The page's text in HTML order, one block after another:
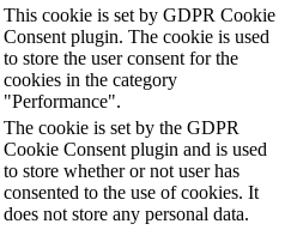
This cookie is set by GDPR Cookie
Consent plugin. The cookie is used
to store the user consent for the
cookies in the category
"Performance".
The cookie is set by the GDPR
Cookie Consent plugin and is used
to store whether or not user has
consented to the use of cookies. It
does not store any personal data.